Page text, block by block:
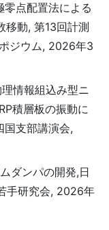
点配置法による
移動, 第13回計測
ジウム, 2026年3
情報組込み型ニ
積層板の振動に
国支部講演会,
ダンパの開発,日
手研究会, 2026年